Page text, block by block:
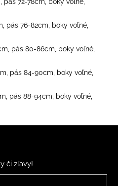
pás 76-82cm, boky voľné,
pás 80-86cm, boky voľné,
pás 84-90cm, boky voľné,
pás 88-94cm, boky voľné,
či zľavy!